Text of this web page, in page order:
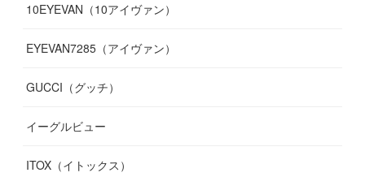
(10)
(11)
(10)
(10)
(11)
12)
(11)
(13)
7)
(12)
(8)
(12)
11)
(13)
(13)
(10 )
(10)
13)
(16)
(14)
10EYEVAN（10アイヴァン）
EYEVAN7285（アイヴァン）
GUCCI（グッチ）
イーグルビュー
ITOX（イトックス）